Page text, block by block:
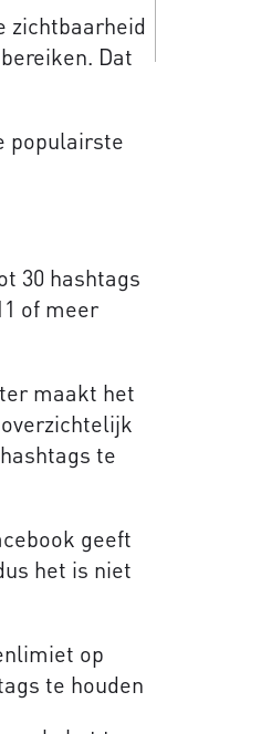
zichtbaarheid
Dat
populairste
30 hashtags
of meer
maakt het
te
geeft
het is niet
op
te houden